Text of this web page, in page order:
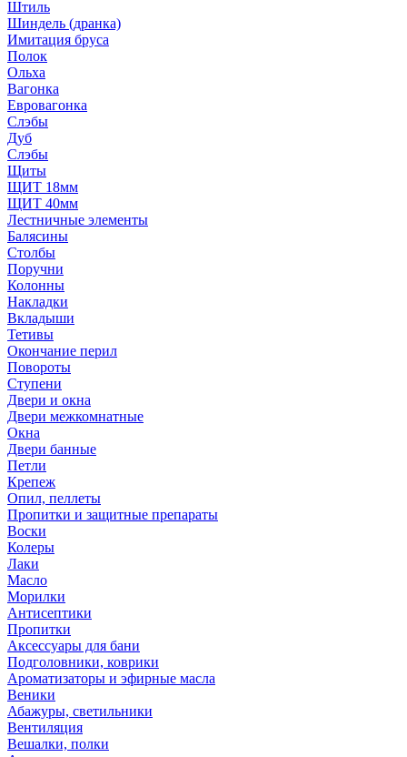
Штиль
Шиндель (дранка)
Имитация бруса
Полок
Ольха
Вагонка
Евровагонка
Слэбы
Дуб
Слэбы
Щиты
ЩИТ 18мм
ЩИТ 40мм
Лестничные элементы
Балясины
Столбы
Поручни
Колонны
Накладки
Вкладыши
Тетивы
Окончание перил
Повороты
Ступени
Двери и окна
Двери межкомнатные
Окна
Двери банные
Петли
Крепеж
Опил, пеллеты
Пропитки и защитные препараты
Воски
Колеры
Лаки
Масло
Морилки
Антисептики
Пропитки
Аксессуары для бани
Подголовники, коврики
Ароматизаторы и эфирные масла
Веники
Абажуры, светильники
Вентиляция
Вешалки, полки